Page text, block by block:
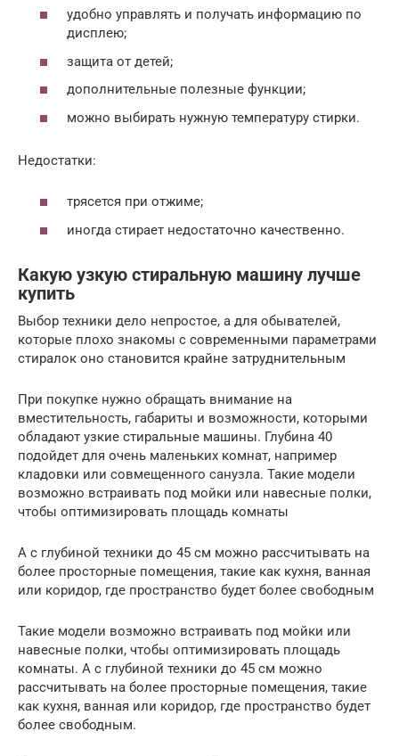
удобно управлять и получать информацию по
дисплею;
защита от детей;
дополнительные полезные функции;
можно выбирать нужную температуру стирки.
Недостатки:
трясется при отжиме;
иногда стирает недостаточно качественно.
Какую узкую стиральную машину лучше
купить
Выбор техники дело непростое, а для обывателей,
которые плохо знакомы с современными параметрами
стиралок оно становится крайне затруднительным
При покупке нужно обращать внимание на
вместительность, габариты и возможности, которыми
обладают узкие стиральные машины. Глубина 40
подойдет для очень маленьких комнат, например
кладовки или совмещенного санузла. Такие модели
возможно встраивать под мойки или навесные полки,
чтобы оптимизировать площадь комнаты
А с глубиной техники до 45 см можно рассчитывать на
более просторные помещения, такие как кухня, ванная
или коридор, где пространство будет более свободным
Такие модели возможно встраивать под мойки или
навесные полки, чтобы оптимизировать площадь
комнаты. А с глубиной техники до 45 см можно
рассчитывать на более просторные помещения, такие
как кухня, ванная или коридор, где пространство будет
более свободным.